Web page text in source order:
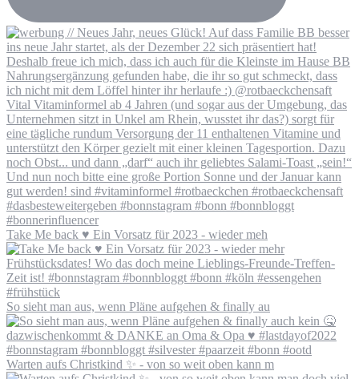
Take Me back ♥️ Ein Vorsatz für 2023 - wieder meh
So sieht man aus, wenn Pläne aufgehen & finally au
Warten aufs Christkind ✨ - von so weit oben kann m